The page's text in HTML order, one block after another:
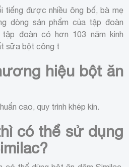
tiếng được nhiều ông bố, bà mẹ
dòng sản phẩm của tập đoàn
đoàn có hơn 103 năm kinh
sữa bột công t
hiệu bột ăn
cao, quy trình khép kín.
có thể sử dụng